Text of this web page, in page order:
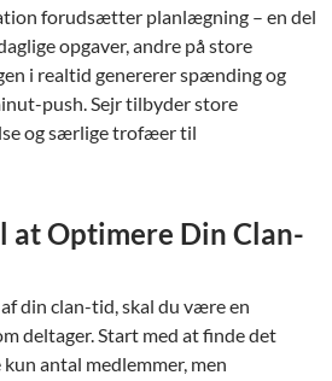
forudsætter planlægning – en del
opgaver, andre på store
i realtid genererer spænding og
push. Sejr tilbyder store
og særlige trofæer til
at Optimere Din Clan-
din clan-tid, skal du være en
deltager. Start med at finde det
antal medlemmer, men